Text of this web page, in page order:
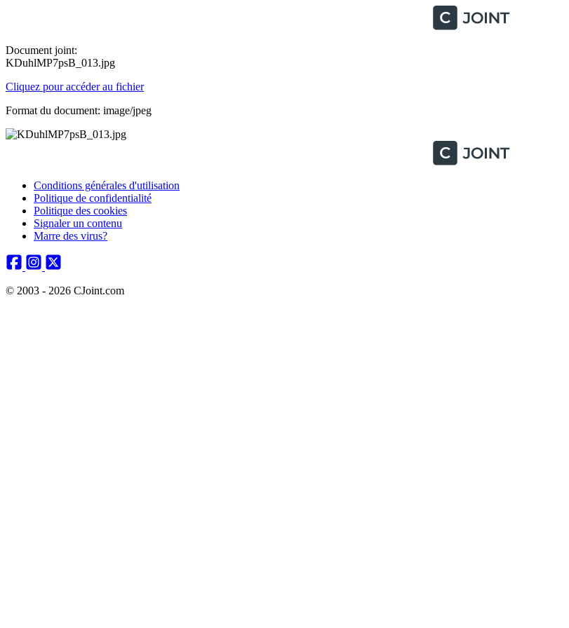
Document joint:
KDuhlMP7psB_013.jpg
Cliquez pour accéder au fichier
Format du document: image/jpeg
Conditions générales d'utilisation
Politique de confidentialité
Politique des cookies
Signaler un contenu
Marre des virus?
© 2003 - 2026 CJoint.com